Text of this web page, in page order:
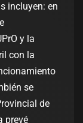
incluyen: en
y la
con la
se
de
prevé